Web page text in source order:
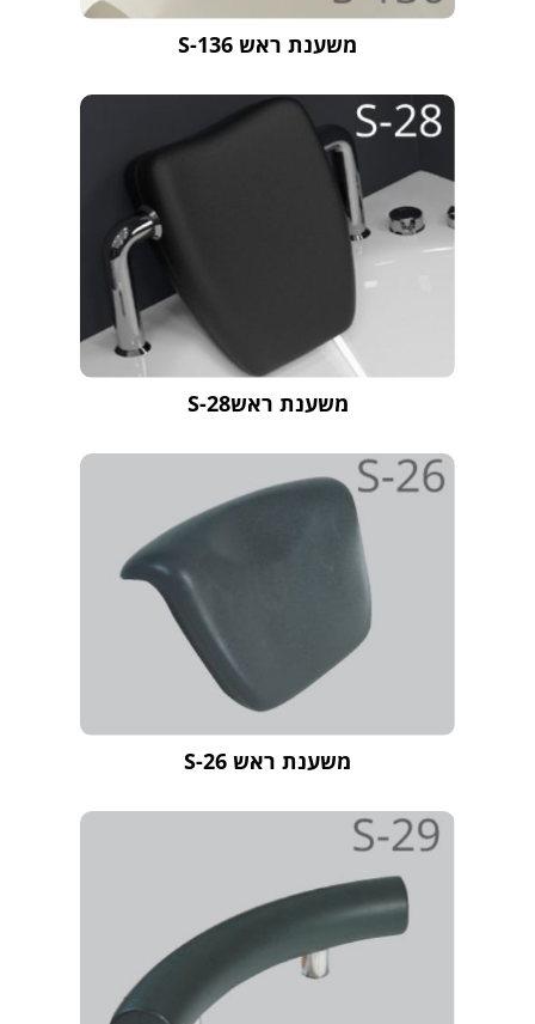
משענת ראש S-136
משענת ראשS-28
משענת ראש S-26